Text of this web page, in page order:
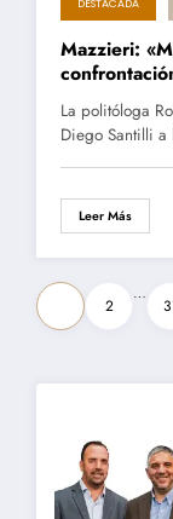
DESTACADA
Mazzieri:
La politóloga
Diego Santilli
Leer Más
Paginación
de
entradas
2
…